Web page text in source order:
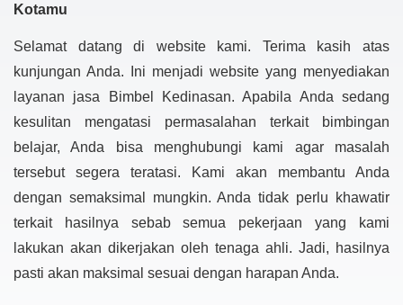
Kotamu
Selamat datang di website kami. Terima kasih atas
kunjungan Anda. Ini menjadi website yang menyediakan
layanan jasa Bimbel Kedinasan. Apabila Anda sedang
kesulitan mengatasi permasalahan terkait bimbingan
belajar, Anda bisa menghubungi kami agar masalah
tersebut segera teratasi. Kami akan membantu Anda
dengan semaksimal mungkin. Anda tidak perlu khawatir
terkait hasilnya sebab semua pekerjaan yang kami
lakukan akan dikerjakan oleh tenaga ahli. Jadi, hasilnya
pasti akan maksimal sesuai dengan harapan Anda.